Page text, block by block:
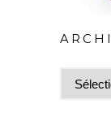
Archives